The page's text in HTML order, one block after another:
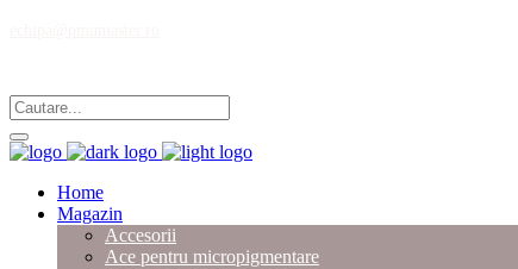
Home
Magazin
Accesorii
Ace pentru micropigmentare